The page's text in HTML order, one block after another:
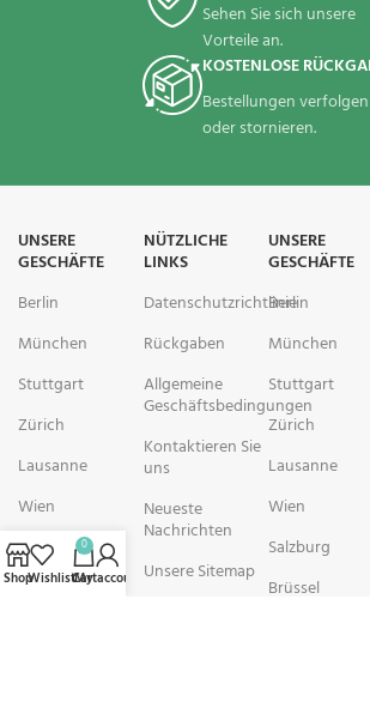
Sehen Sie sich unsere
Vorteile an.
KOSTENLOSE
Bestellungen verfolgen
oder stornieren.
UNSERE
GESCHÄFTE
Berlin
München
Stuttgart
Zürich
Lausanne
Wien
Salzburg
Brüssel
NÜTZLICHE
LINKS
Datenschutzrichtlinie
Rückgaben
Allgemeine
Geschäftsbedingungen
Kontaktieren Sie
uns
Neueste
Nachrichten
Unsere Sitemap
UNSERE
GESCHÄFTE
Berlin
München
Stuttgart
Zürich
Lausanne
Wien
Salzburg
Brüssel
ShopWishlist
0
Cart
My account